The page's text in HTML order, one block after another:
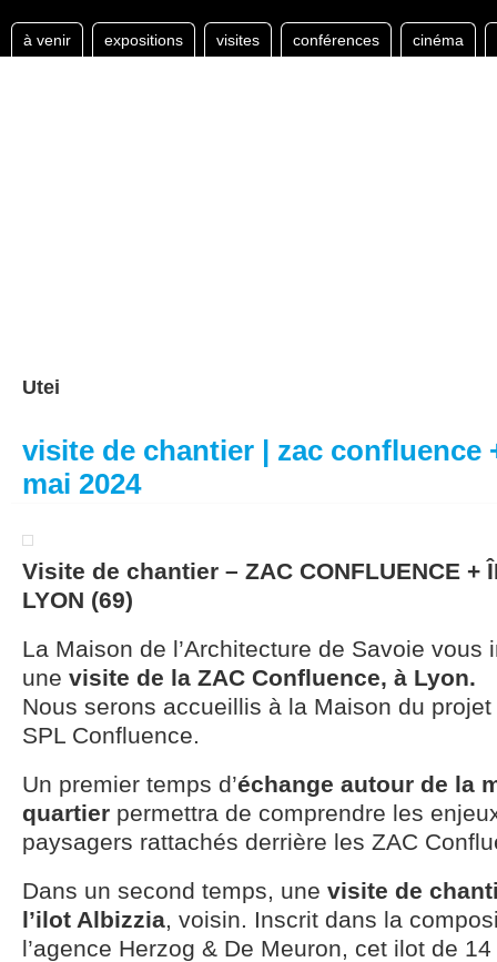
à venir expositions visites conférences cinéma
Utei
visite de chantier | zac confluence
mai 2024
Visite de chantier – ZAC CONFLUENCE +
LYON (69)
La Maison de l’Architecture de Savoie vous
une visite de la ZAC Confluence, à Lyon.
Nous serons accueillis à la Maison du projet
SPL Confluence.
Un premier temps d’échange autour de la
quartier permettra de comprendre les
paysagers rattachés derrière les ZAC
Dans un second temps, une visite de
l’ilot Albizzia, voisin. Inscrit dans la
l’agence Herzog & De Meuron, cet ilot de